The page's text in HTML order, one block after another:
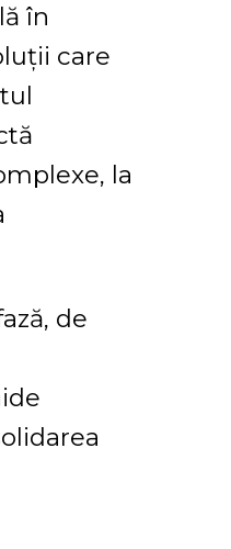
în
care
la
de